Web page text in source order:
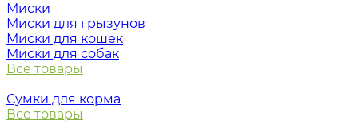
Миски
Миски для грызунов
Миски для кошек
Миски для собак
Все товары
Сумки для корма
Все товары